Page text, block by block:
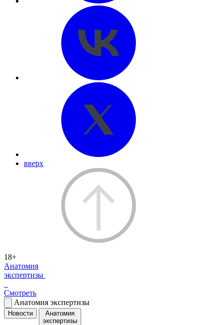
вверх
18+
Анатомия
экспертизы
Смотреть
Анатомия экспертизы
Новости
Анатомия
экспертизы